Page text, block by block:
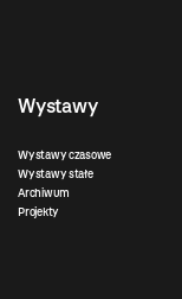
Wystawy
Wystawy czasowe
Wystawy stałe
Archiwum
Projekty